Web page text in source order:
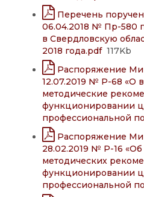
Перечень
06.04.2018 № Пр-580
в Свердловскую
2018 года.pdf117Kb
Распоряжение
12.07.2019 № Р-68 «О
методические
функционировании
профессиональной
Распоряжение
28.02.2019 № Р-16
методических
функционировании
профессиональной